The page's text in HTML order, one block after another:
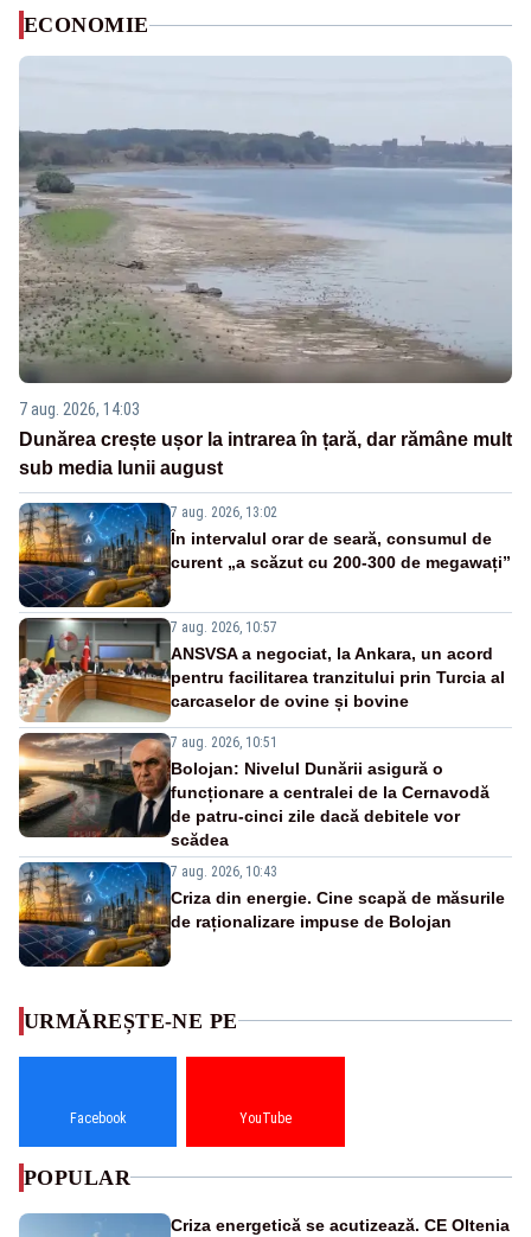
ECONOMIE
7 aug. 2026, 14:03
Dunărea crește ușor la intrarea în țară, dar rămâne mult
sub media lunii august
7 aug. 2026, 13:02
În intervalul orar de seară, consumul de
curent „a scăzut cu 200-300 de megawați”
7 aug. 2026, 10:57
ANSVSA a negociat, la Ankara, un acord
pentru facilitarea tranzitului prin Turcia al
carcaselor de ovine și bovine
7 aug. 2026, 10:51
Bolojan: Nivelul Dunării asigură o
funcționare a centralei de la Cernavodă
de patru-cinci zile dacă debitele vor
scădea
7 aug. 2026, 10:43
Criza din energie. Cine scapă de măsurile
de raționalizare impuse de Bolojan
URMĂREȘTE-NE PE
Facebook YouTube
POPULAR
Criza energetică se acutizează. CE Oltenia